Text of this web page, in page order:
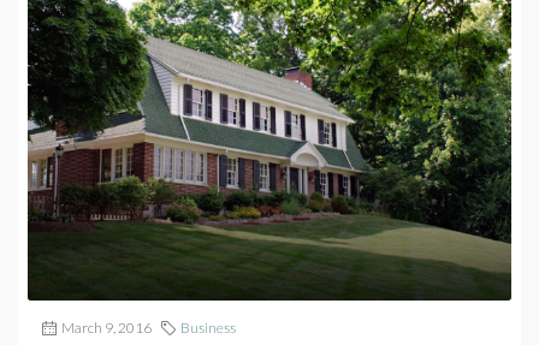
March 9, 2016 Business